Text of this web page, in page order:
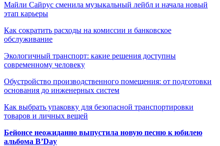
Майли Сайрус сменила музыкальный лейбл и начала новый
этап карьеры
Как сократить расходы на комиссии и банковское
обслуживание
Экологичный транспорт: какие решения доступны
современному человеку
Обустройство производственного помещения: от подготовки
основания до инженерных систем
Как выбрать упаковку для безопасной транспортировки
товаров и личных вещей
Бейонсе неожиданно выпустила новую песню к юбилею
альбома B’Day